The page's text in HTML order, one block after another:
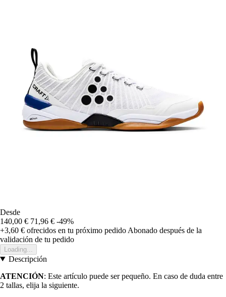
Desde
140,00 € 71,96 € -49%
+3,60 € ofrecidos en tu próximo pedido Abonado después de la
validación de tu pedido
Loading...
Descripción
ATENCIÓN: Este artículo puede ser pequeño. En caso de duda entre
2 tallas, elija la siguiente.